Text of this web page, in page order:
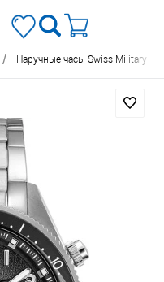
/ Наручные часы Swiss Military